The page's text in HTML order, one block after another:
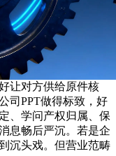
让对方供给原件核
司PPT做得标致，好
、学问产权归属、保
息畅后严沉。若是企
沉头戏。但营业范畴